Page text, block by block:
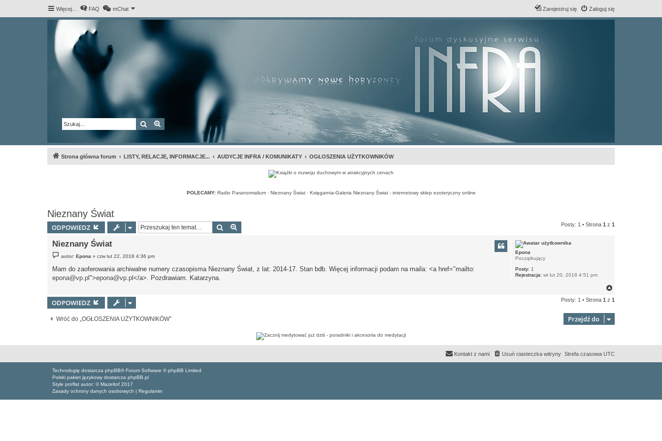
Więcej… FAQ mChat Zaloguj się
Zarejestruj się
Szukaj Wyszukiwanie zaawansowane
Strona główna forum LISTY, RELACJE, INFORMACJE... AUDYCJE INFRA / KOMUNIKATY OGŁOSZENIA UŻYTKOWNIKÓW
POLECAMY: Radio Paranormalium· Nieznany Świat· Księgarnia-Galeria Nieznany Świat - internetowy sklep ezoteryczny online
Nieznany Świat
ODPOWIEDZ Szukaj Posty: 1 • Strona 1 z 1
Epona
Początkujący
Posty: 1
Rejestracja: wt lut 20, 2018 4:51 pm
Nieznany Świat
o
t
autor:Epona »czw lut 22, 2018 4:36 pm
Mam do zaoferowania archiwalne numery czasopisma Nieznany Świat, z lat: 2014-17. Stan bdb. Więcej informacji podam na maila: <a href="mailto:
epona@vp.pl ">epona@vp.pl </a>. Pozdrawiam. Katarzyna.
g
r
ODPOWIEDZ Posty: 1 • Strona 1 z 1
Wróć do „OGŁOSZENIA UŻYTKOWNIKÓW” Przejdź do
Strefa czasowa UTC
Usuń ciasteczka witryny
Kontakt z nami
Technologię dostarcza phpBB® Forum Software © phpBB Limited
Polski pakiet językowy dostarcza phpBB.pl
Style proflat autor: ©Mazeltof 2017
Zasady ochrony danych osobowych | Regulamin